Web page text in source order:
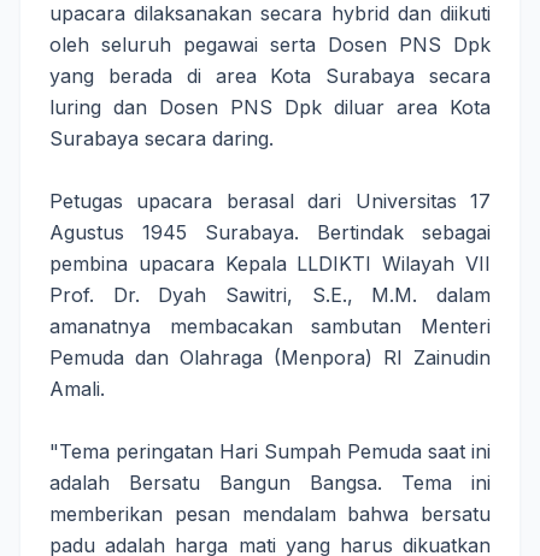
upacara dilaksanakan secara hybrid dan diikuti
oleh seluruh pegawai serta Dosen PNS Dpk
yang berada di area Kota Surabaya secara
luring dan Dosen PNS Dpk diluar area Kota
Surabaya secara daring.
Petugas upacara berasal dari Universitas 17
Agustus 1945 Surabaya. Bertindak sebagai
pembina upacara Kepala LLDIKTI Wilayah VII
Prof. Dr. Dyah Sawitri, S.E., M.M. dalam
amanatnya membacakan sambutan Menteri
Pemuda dan Olahraga (Menpora) RI Zainudin
Amali.
"Tema peringatan Hari Sumpah Pemuda saat ini
adalah Bersatu Bangun Bangsa. Tema ini
memberikan pesan mendalam bahwa bersatu
padu adalah harga mati yang harus dikuatkan